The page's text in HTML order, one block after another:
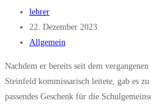
Beitrags-
Autor:
lehrer
Beitrag
veröffentlicht:
22. Dezember 2023
Beitrags-
Allgemein
Nachdem er bereits seit dem
Steinfeld kommissarisch leitete, gab es
passendes Geschenk für die